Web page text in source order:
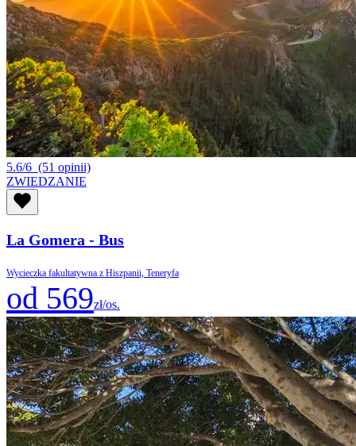
5.6/6 (51 opinii)
ZWIEDZANIE
La Gomera - Bus
Wycieczka fakultatywna z Hiszpanii, Teneryfa
od 569zł/os.